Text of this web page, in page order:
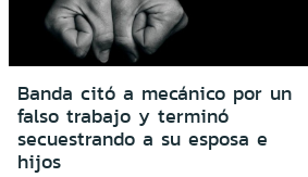
Banda citó a mecánico por un
falso trabajo y terminó
secuestrando a su esposa e
hijos